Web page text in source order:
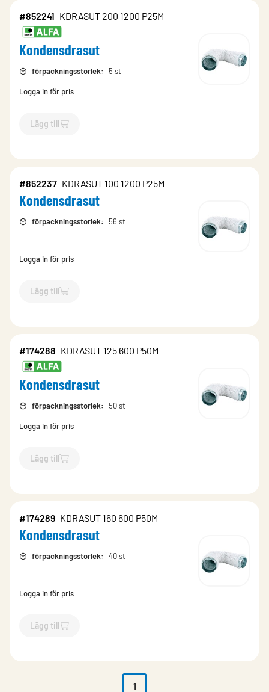
#852241 KDRASUT 200 1200 P25M
Kondensdrasut
förpackningsstorlek: 5 st
Logga in för pris
Lägg till
`$Lägg till
#852237 KDRASUT 100 1200 P25M
Kondensdrasut
förpackningsstorlek: 56 st
Logga in för pris
Lägg till
`$Lägg till
#174288 KDRASUT 125 600 P50M
Kondensdrasut
förpackningsstorlek: 50 st
Logga in för pris
Lägg till
`$Lägg till
#174289 KDRASUT 160 600 P50M
Kondensdrasut
förpackningsstorlek: 40 st
Logga in för pris
Lägg till
`$Lägg till
1